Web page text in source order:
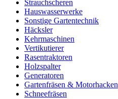
Strauchscheren
Hauswasserwerke
Sonstige Gartentechnik
Häcksler
Kehrmaschinen
Vertikutierer
Rasentraktoren
Holzspalter
Generatoren
Gartenfräsen & Motorhacken
Schneefräsen